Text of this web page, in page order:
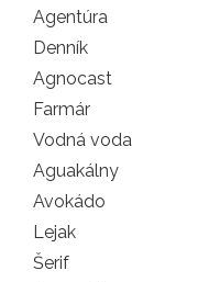
Agentúra
Denník
Agnocast
Farmár
Vodná voda
Aguakálny
Avokádo
Lejak
Šerif